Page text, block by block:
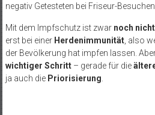
negativ Getesteten bei Friseur-
Mit dem Impfschutz ist zwar noch
erst bei einer Herdenimmunität, also
der Bevölkerung hat impfen lassen.
wichtiger Schritt– gerade für die
ja auch die Priorisierung